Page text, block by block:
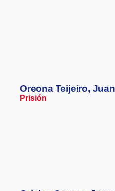
Oreona Teijeiro, Juan
Prisión